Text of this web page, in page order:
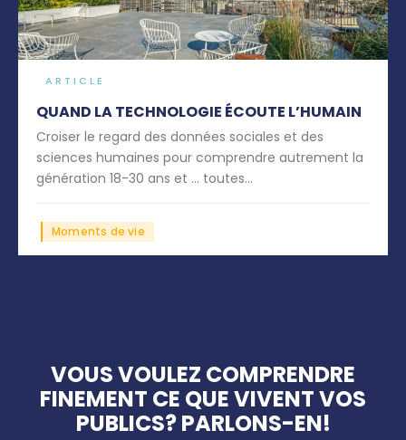
ARTICLE
QUAND LA TECHNOLOGIE ÉCOUTE L’HUMAIN
Croiser le regard des données sociales et des
sciences humaines pour comprendre autrement la
génération 18-30 ans et … toutes...
Moments de vie
VOUS VOULEZ COMPRENDRE
FINEMENT CE QUE VIVENT VOS
PUBLICS? PARLONS-EN!